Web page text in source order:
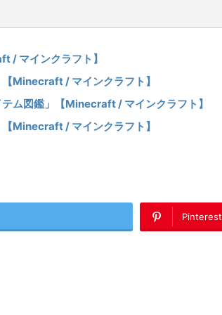
マインクラフト】
Minecraft / マインクラフト】
ム図鑑」【Minecraft / マインクラフト】
Minecraft / マインクラフト】
Pinterest